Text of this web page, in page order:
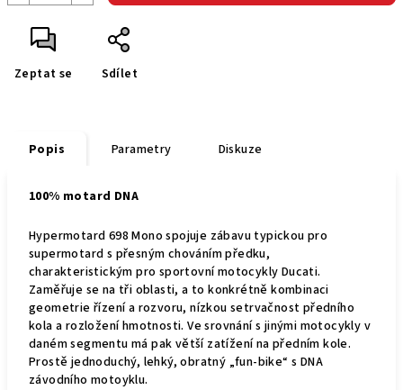
Zeptat se Sdílet
Popis Parametry Diskuze
100% motard DNA
Hypermotard 698 Mono spojuje zábavu typickou pro
supermotard s přesným chováním předku,
charakteristickým pro sportovní motocykly Ducati.
Zaměřuje se na tři oblasti, a to konkrétně kombinaci
geometrie řízení a rozvoru, nízkou setrvačnost předního
kola a rozložení hmotnosti. Ve srovnání s jinými motocykly v
daném segmentu má pak větší zatížení na předním kole.
Prostě jednoduchý, lehký, obratný „fun-bike“ s DNA
závodního motoyklu.